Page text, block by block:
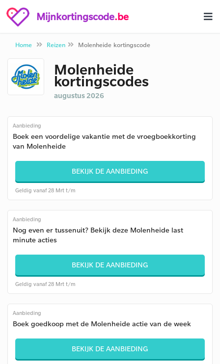
Mijnkortingscode.be
Home Reizen Molenheide kortingscode
Molenheide
kortingscodes
augustus 2026
Aanbieding
Boek een voordelige vakantie met de vroegboekkorting
van Molenheide
BEKIJK DE AANBIEDING
Geldig vanaf 28 Mrt t/m
Aanbieding
Nog even er tussenuit? Bekijk deze Molenheide last
minute acties
BEKIJK DE AANBIEDING
Geldig vanaf 28 Mrt t/m
Aanbieding
Boek goedkoop met de Molenheide actie van de week
BEKIJK DE AANBIEDING